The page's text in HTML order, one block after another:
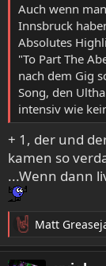
Auch wenn
Innsbruck
Absolutes
"To Part The
nach dem Gig
Song, den
intensiv wie
+ 1, der und
kamen so
...Wenn dann
R
e
a
Matt